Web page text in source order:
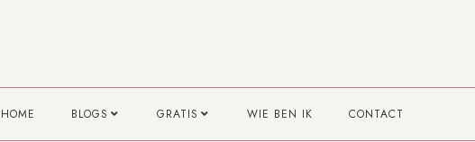
HOME BLOGS GRATIS WIE BEN IK CONTACT